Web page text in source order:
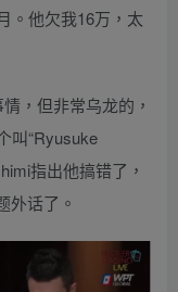
。他欠我16万，太
，但非常乌龙的，
叫“Ryusuke
指出他搞错了，
外话了。